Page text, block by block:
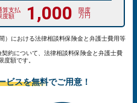
算支払
度額
1,000 万円
における法律相談料保険金と弁護士費用等
約について、法律相談料保険金と弁護士費
額です。
ビスを無料でご用意！